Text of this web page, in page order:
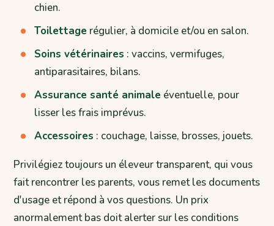
chien.
Toilettage régulier, à domicile et/ou en salon.
Soins vétérinaires : vaccins, vermifuges,
antiparasitaires, bilans.
Assurance santé animale éventuelle, pour
lisser les frais imprévus.
Accessoires : couchage, laisse, brosses, jouets.
Privilégiez toujours un éleveur transparent, qui vous
fait rencontrer les parents, vous remet les documents
d'usage et répond à vos questions. Un prix
anormalement bas doit alerter sur les conditions